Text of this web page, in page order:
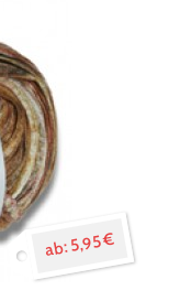
5,95 €